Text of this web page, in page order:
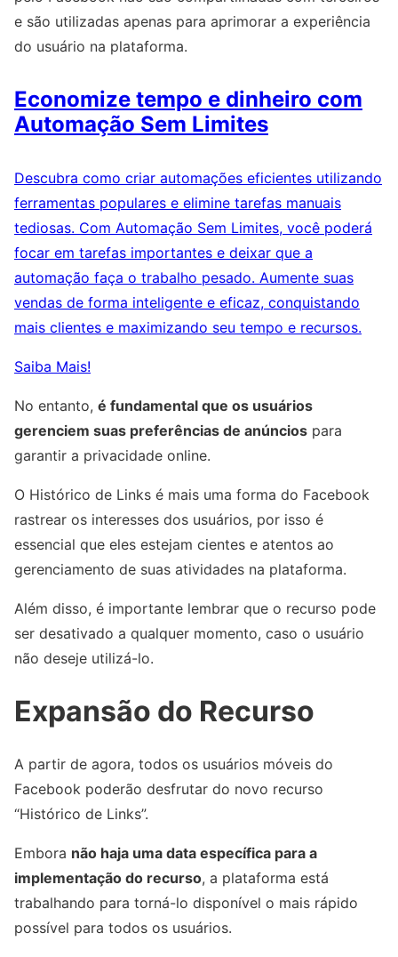
e são utilizadas apenas para aprimorar a experiência
do usuário na plataforma.
Economize tempo e dinheiro com
Automação Sem Limites
Descubra como criar automações eficientes utilizando
ferramentas populares e elimine tarefas manuais
tediosas. Com Automação Sem Limites, você poderá
focar em tarefas importantes e deixar que a
automação faça o trabalho pesado. Aumente suas
vendas de forma inteligente e eficaz, conquistando
mais clientes e maximizando seu tempo e recursos.
Saiba Mais!
No entanto, é fundamental que os usuários
gerenciem suas preferências de anúncios para
garantir a privacidade online.
O Histórico de Links é mais uma forma do Facebook
rastrear os interesses dos usuários, por isso é
essencial que eles estejam cientes e atentos ao
gerenciamento de suas atividades na plataforma.
Além disso, é importante lembrar que o recurso pode
ser desativado a qualquer momento, caso o usuário
não deseje utilizá-lo.
Expansão do Recurso
A partir de agora, todos os usuários móveis do
Facebook poderão desfrutar do novo recurso
“Histórico de Links”.
Embora não haja uma data específica para a
implementação do recurso, a plataforma está
trabalhando para torná-lo disponível o mais rápido
possível para todos os usuários.